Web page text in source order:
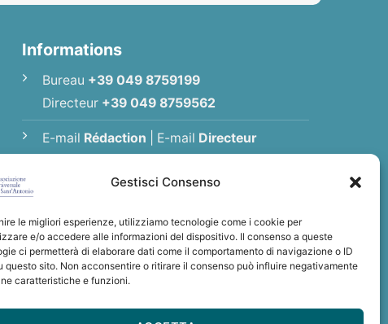
Gestisci Consenso
le migliori esperienze, utilizziamo tecnologie come i cookie per
e/o accedere alle informazioni del dispositivo. Il consenso a queste
ci permetterà di elaborare dati come il comportamento di navigazione o ID
questo sito. Non acconsentire o ritirare il consenso può influire negativamente
caratteristiche e funzioni.
Informations
Bureau +39 049 8759199
Directeur +39 049 8759562
E-mail Rédaction E-mail Directeur
Association
Antoine